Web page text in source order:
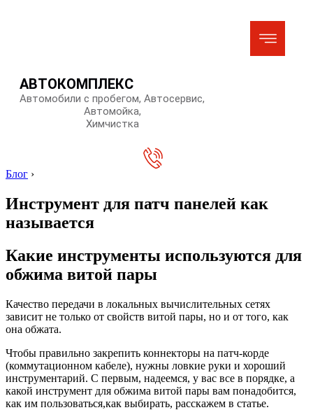
АВТОКОМПЛЕКС
Автомобили с пробегом, Автосервис,
Автомойка,
Химчистка
Блог ›
Инструмент для патч панелей как
называется
Какие инструменты используются для
обжима витой пары
Качество передачи в локальных вычислительных сетях
зависит не только от свойств витой пары, но и от того, как
она обжата.
Чтобы правильно закрепить коннекторы на патч-корде
(коммутационном кабеле), нужны ловкие руки и хороший
инструментарий. С первым, надеемся, у вас все в порядке, а
какой инструмент для обжима витой пары вам понадобится,
как им пользоваться,как выбирать, расскажем в статье.